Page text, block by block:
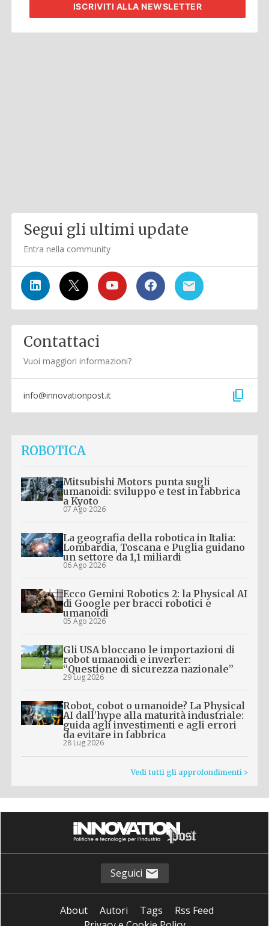
ISCRIVITI ALLA NEWSLETTER
Segui gli ultimi update
Entra nella community
Contattaci
Vuoi maggiori informazioni?
info@innovationpost.it content_copy
ROBOTICA
Mitsubishi Motors punta sugli
umanoidi: sviluppo e test in fabbrica
a Kyoto
07 Ago 2026
La geografia della robotica in Italia:
Lombardia, Toscana e Puglia guidano
un settore da 1,1 miliardi
06 Ago 2026
Ecco Gemini Robotics 2: la Physical AI
di Google per bracci robotici e
umanoidi
05 Ago 2026
Gli USA bloccano le importazioni di
robot umanoidi e inverter:
“Questione di sicurezza nazionale”
29 Lug 2026
Robot, cobot o umanoide? La Physical
AI dall’hype alla maturità industriale:
guida agli investimenti e agli errori
da evitare in fabbrica
28 Lug 2026
Vedi tutti gli approfondimenti >
Seguici
About Autori Tags
Rss Feed